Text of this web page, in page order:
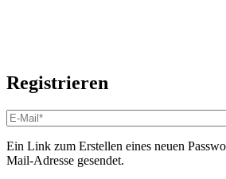
Registrieren
E-
Mail-
Adresse*
Erforderlich
Ein Link zum Erstellen eines neuen
Mail-Adresse gesendet.